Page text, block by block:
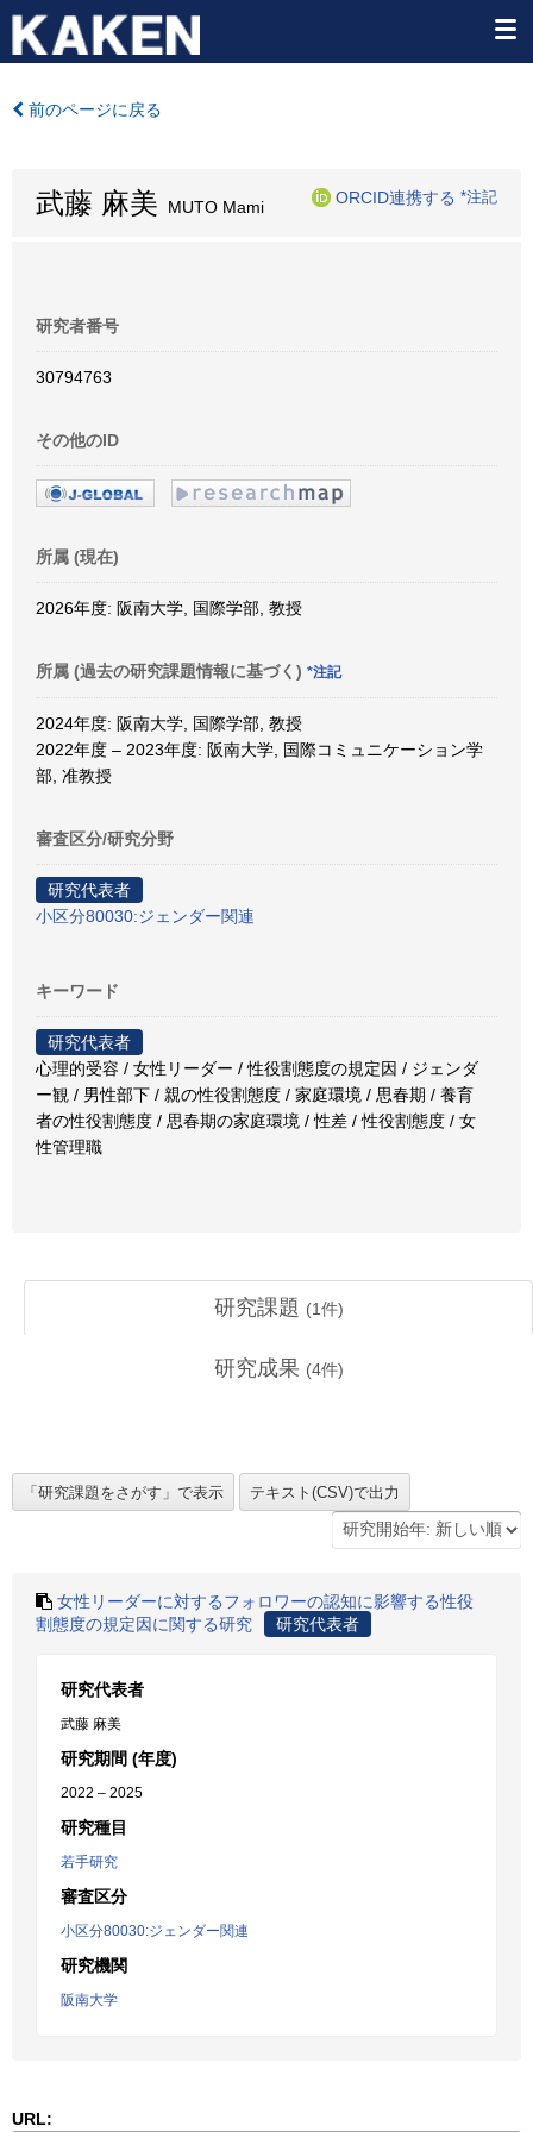
前のページに戻る
武藤 麻美 MUTO Mami
ORCID連携する *注記
研究者番号
30794763
その他のID
所属 (現在)
2026年度: 阪南大学, 国際学部, 教授
所属 (過去の研究課題情報に基づく) *注記
2024年度: 阪南大学, 国際学部, 教授
2022年度 – 2023年度: 阪南大学, 国際コミュニケーション学
部, 准教授
審査区分/研究分野
研究代表者
小区分80030:ジェンダー関連
キーワード
研究代表者
心理的受容 / 女性リーダー / 性役割態度の規定因 / ジェンダ
ー観 / 男性部下 / 親の性役割態度 / 家庭環境 / 思春期 / 養育
者の性役割態度 / 思春期の家庭環境 / 性差 / 性役割態度 / 女
性管理職
研究課題 (1件)
研究成果 (4件)
女性リーダーに対するフォロワーの認知に影響する性役
割態度の規定因に関する研究
研究代表者
研究代表者
武藤 麻美
研究期間 (年度)
2022 – 2025
研究種目
若手研究
審査区分
小区分80030:ジェンダー関連
研究機関
阪南大学
URL: